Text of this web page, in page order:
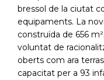
bressol de la ciutat
equipaments. La
construïda de 656
voluntat de
oberts com ara
capacitat per a 93